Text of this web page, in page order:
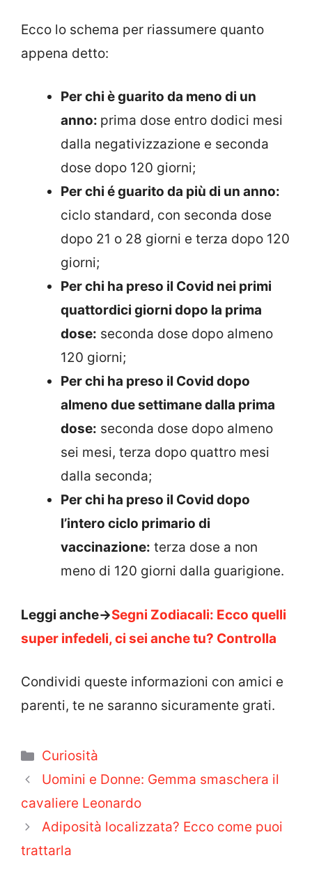
Ecco lo schema per riassumere quanto
appena detto:
Per chi è guarito da meno di un
anno: prima dose entro dodici mesi
dalla negativizzazione e seconda
dose dopo 120 giorni;
Per chi é guarito da più di un anno:
ciclo standard, con seconda dose
dopo 21 o 28 giorni e terza dopo 120
giorni;
Per chi ha preso il Covid nei primi
quattordici giorni dopo la prima
dose: seconda dose dopo almeno
120 giorni;
Per chi ha preso il Covid dopo
almeno due settimane dalla prima
dose: seconda dose dopo almeno
sei mesi, terza dopo quattro mesi
dalla seconda;
Per chi ha preso il Covid dopo
l’intero ciclo primario di
vaccinazione: terza dose a non
meno di 120 giorni dalla guarigione.
Leggi anche->Segni Zodiacali: Ecco quelli
super infedeli, ci sei anche tu? Controlla
Condividi queste informazioni con amici e
parenti, te ne saranno sicuramente grati.
Categorie
Curiosità
Uomini e Donne: Gemma smaschera il
cavaliere Leonardo
Adiposità localizzata? Ecco come puoi
trattarla